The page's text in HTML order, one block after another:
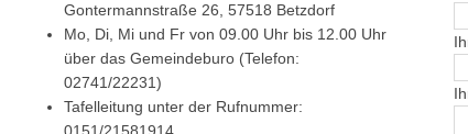
Gontermannstraße 26, 57518 Betzdorf
Mo, Di, Mi und Fr von 09.00 Uhr bis 12.00 Uhr
über das Gemeindeburo (Telefon:
02741/22231)
Tafelleitung unter der Rufnummer: